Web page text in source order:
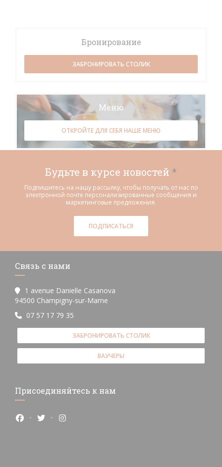
Бронирование
ЗАБРОНИРОВАТЬ СТОЛИК
Меню
ОТКРОЙТЕ ДЛЯ СЕБЯ НАШЕ МЕНЮ
Будьте в курсе новостей *
Подпишитесь на нашу рассылку, чтобы получать от нас по
электронной почте персонализированные сообщения и
маркетинговые предложения.
ПОДПИСАТЬСЯ
Связь с нами
1 avenue Danielle Casanova
94500 Champigny-sur-Marne
07 57 17 79 35
ЗАБРОНИРОВАТЬ СТОЛИК
ВАУЧЕРЫ
Присоединяйтесь к нам
Facebook ((открывается в новом окне))
Twitter ((открывается в новом окне))
Instagram ((открывается в новом окне))